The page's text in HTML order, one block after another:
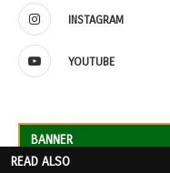
INSTAGRAM
YOUTUBE
BANNER
READ ALSO